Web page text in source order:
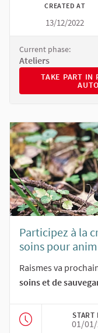
CREATED AT
13/12/2022
Current phase:
Ateliers
TAKE PART IN
TAKE PART IN
Participez à la
soins pour
Raismes va
soins et de
START
01/